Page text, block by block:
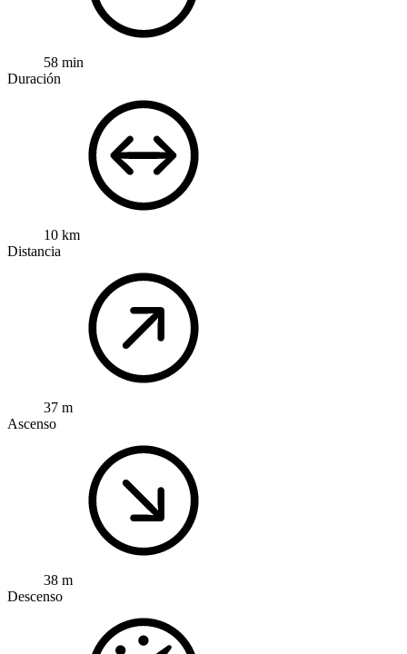
58 min
Duración
10 km
Distancia
37 m
Ascenso
38 m
Descenso